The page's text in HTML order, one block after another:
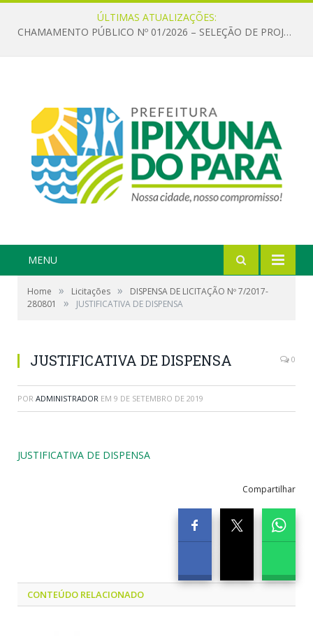
ÚLTIMAS ATUALIZAÇÕES:
CHAMAMENTO PÚBLICO Nº 01/2026 – SELEÇÃO DE PROJETOS PARA FIRMAR TERMO DE EXECUÇÃO CULTURAL COM RECURSOS DA POLÍTICA NACIONAL ALDIR BLANC DE FOMENTO À CULTURA – PNAB (LEI Nº 14.399/2022)
MENU
Home » Licitações »
DISPENSA DE LICITAÇÃO Nº 7/2017-
280801
» JUSTIFICATIVA DE DISPENSA
JUSTIFICATIVA DE DISPENSA 0
POR ADMINISTRADOR EM 9 DE SETEMBRO DE 2019
JUSTIFICATIVA DE DISPENSA
Compartilhar
CONTEÚDO RELACIONADO